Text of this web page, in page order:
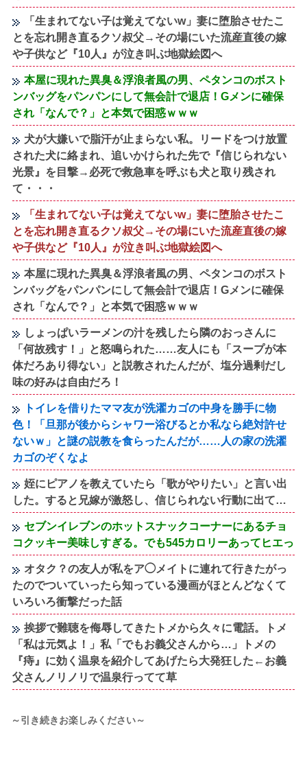
「生まれてない子は覚えてないw」妻に堕胎させたこ
とを忘れ開き直るクソ叔父→その場にいた流産直後の嫁
や子供など『10人』が泣き叫ぶ地獄絵図へ
本屋に現れた異臭＆浮浪者風の男、ペタンコのボスト
ンバッグをパンパンにして無会計で退店！Gメンに確保
され「なんで？」と本気で困惑ｗｗｗ
犬が大嫌いで脂汗が止まらない私。リードをつけ放置
された犬に絡まれ、追いかけられた先で『信じられない
光景』を目撃→必死で救急車を呼ぶも犬と取り残され
て・・・
「生まれてない子は覚えてないw」妻に堕胎させたこ
とを忘れ開き直るクソ叔父→その場にいた流産直後の嫁
や子供など『10人』が泣き叫ぶ地獄絵図へ
本屋に現れた異臭＆浮浪者風の男、ペタンコのボスト
ンバッグをパンパンにして無会計で退店！Gメンに確保
され「なんで？」と本気で困惑ｗｗｗ
しょっぱいラーメンの汁を残したら隣のおっさんに
「何故残す！」と怒鳴られた……友人にも「スープが本
体だろあり得ない」と説教されたんだが、塩分過剰だし
味の好みは自由だろ！
トイレを借りたママ友が洗濯カゴの中身を勝手に物
色！「旦那が後からシャワー浴びるとか私なら絶対許せ
ないｗ」と謎の説教を食らったんだが……人の家の洗濯
カゴのぞくなよ
姪にピアノを教えていたら「歌がやりたい」と言い出
した。すると兄嫁が激怒し、信じられない行動に出て…
セブンイレブンのホットスナックコーナーにあるチョ
コクッキー美味しすぎる。でも545カロリーあってヒエっ
オタク？の友人が私をア◯メイトに連れて行きたがっ
たのでついていったら知っている漫画がほとんどなくて
いろいろ衝撃だった話
挨拶で難聴を侮辱してきたトメから久々に電話。トメ
「私は元気よ！」私「でもお義父さんから…」トメの
『痔』に効く温泉を紹介してあげたら大発狂した←お義
父さんノリノリで温泉行ってて草
～引き続きお楽しみください～